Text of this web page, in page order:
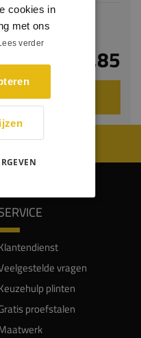
€ 7,85
MET EEN 8.8
vragen
plinten
proefstalen
cookies in
met ons
verder